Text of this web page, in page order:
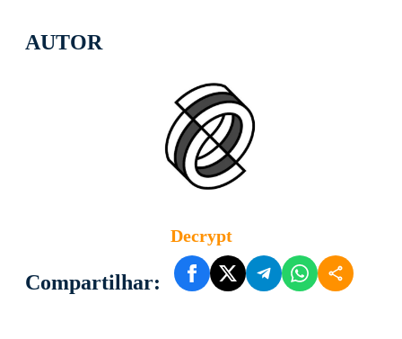
AUTOR
Decrypt
Compartilhar: